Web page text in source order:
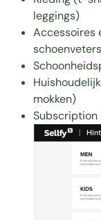
leggings)
Accessoires
mokken)
Subscription